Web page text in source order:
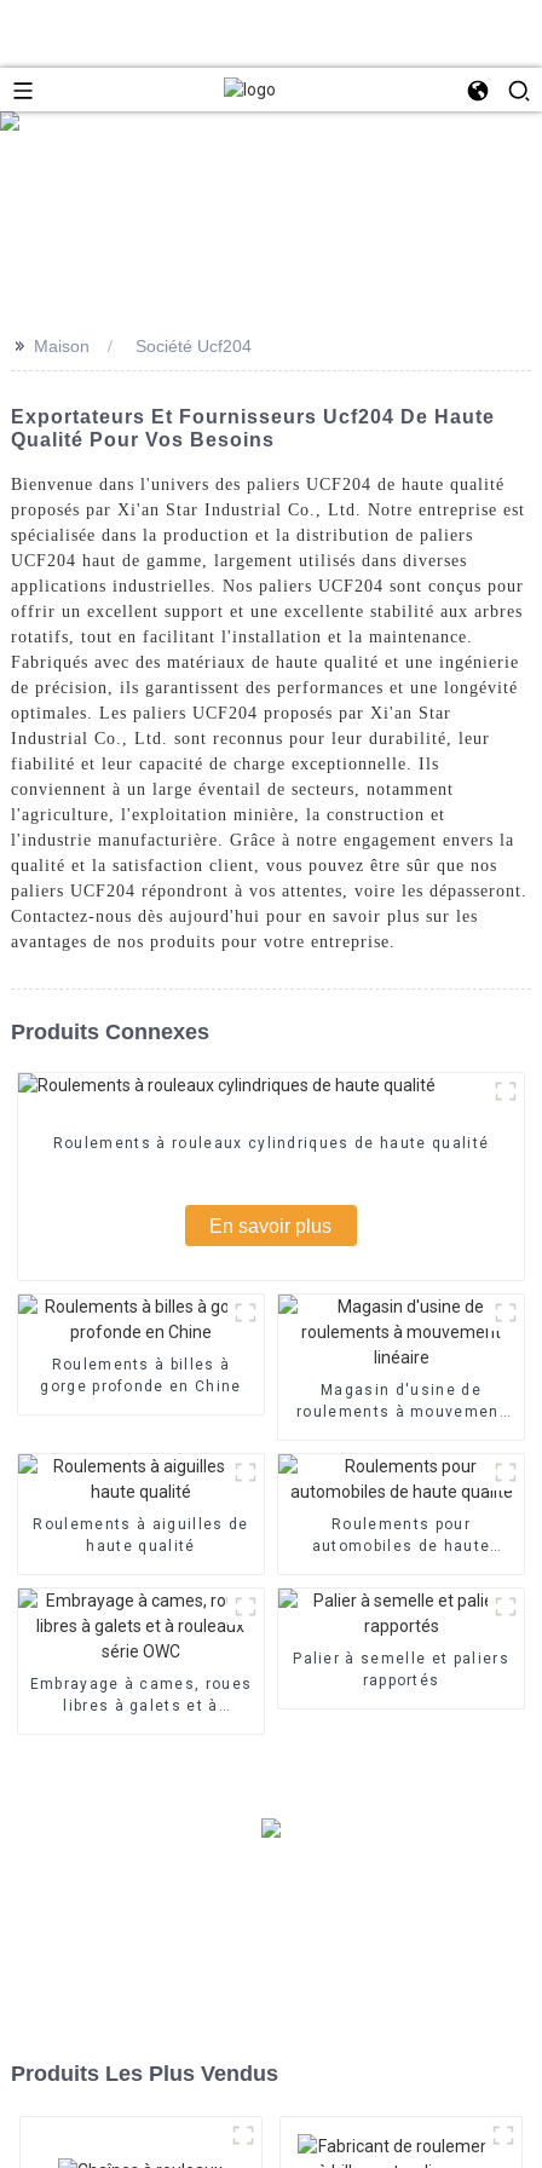
>> Maison Société Ucf204
Exportateurs Et Fournisseurs Ucf204 De Haute
Qualité Pour Vos Besoins
Bienvenue dans l'univers des paliers UCF204 de haute qualité
proposés par Xi'an Star Industrial Co., Ltd. Notre entreprise est
spécialisée dans la production et la distribution de paliers
UCF204 haut de gamme, largement utilisés dans diverses
applications industrielles. Nos paliers UCF204 sont conçus pour
offrir un excellent support et une excellente stabilité aux arbres
rotatifs, tout en facilitant l'installation et la maintenance.
Fabriqués avec des matériaux de haute qualité et une ingénierie
de précision, ils garantissent des performances et une longévité
optimales. Les paliers UCF204 proposés par Xi'an Star
Industrial Co., Ltd. sont reconnus pour leur durabilité, leur
fiabilité et leur capacité de charge exceptionnelle. Ils
conviennent à un large éventail de secteurs, notamment
l'agriculture, l'exploitation minière, la construction et
l'industrie manufacturière. Grâce à notre engagement envers la
qualité et la satisfaction client, vous pouvez être sûr que nos
paliers UCF204 répondront à vos attentes, voire les dépasseront.
Contactez-nous dès aujourd'hui pour en savoir plus sur les
avantages de nos produits pour votre entreprise.
Produits Connexes
Roulements à rouleaux cylindriques de haute qualité
En savoir plus
Roulements à billes à
gorge profonde en Chine
Magasin d'usine de
roulements à mouvement
Roulements à aiguilles de
haute qualité
Roulements pour
automobiles de haute
Embrayage à cames, roues
libres à galets et à
Palier à semelle et paliers
rapportés
Produits Les Plus Vendus